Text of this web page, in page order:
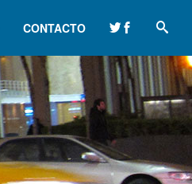
CONTACTO